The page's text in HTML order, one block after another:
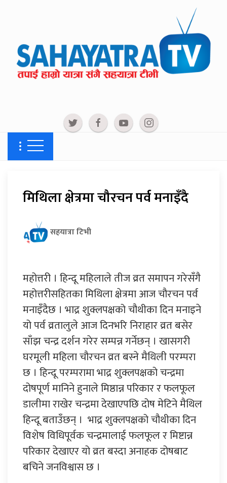
मिथिला क्षेत्रमा चौरचन पर्व मनाइँदै
सहयात्रा टिभी
महोत्तरी । हिन्दू महिलाले तीज व्रत समापन गरेसँगै
महोत्तरीसहितका मिथिला क्षेत्रमा आज चौरचन पर्व
मनाइँदैछ । भाद्र शुक्लपक्षको चौथीका दिन मनाइने
यो पर्व व्रतालुले आज दिनभरि निराहार व्रत बसेर
साँझ चन्द्र दर्शन गरेर सम्पन्न गर्नेछन् । खासगरी
घरमूली महिला चौरचन व्रत बस्ने मैथिली परम्परा
छ । हिन्दू परम्परामा भाद्र शुक्लपक्षको चन्द्रमा
दोषपूर्ण मानिने हुनाले मिष्ठान्न परिकार र फलफूल
डालीमा राखेर चन्द्रमा देखाएपछि दोष मेटिने मैथिल
हिन्दू बताउँछन् । भाद्र शुक्लपक्षको चौथीका दिन
विशेष विधिपूर्वक चन्द्रमालाई फलफूल र मिष्टान्न
परिकार देखाएर यो व्रत बस्दा अनाहक दोषबाट
बचिने जनविश्वास छ ।